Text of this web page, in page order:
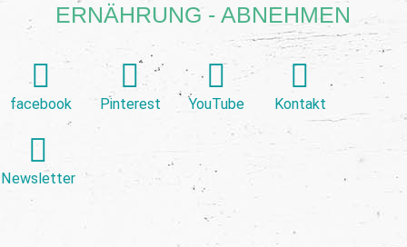
ERNÄHRUNG - ABNEHMEN
facebook Pinterest YouTube Kontakt
Newsletter